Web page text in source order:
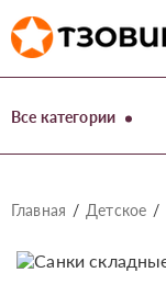
Все категории
Главная Детское